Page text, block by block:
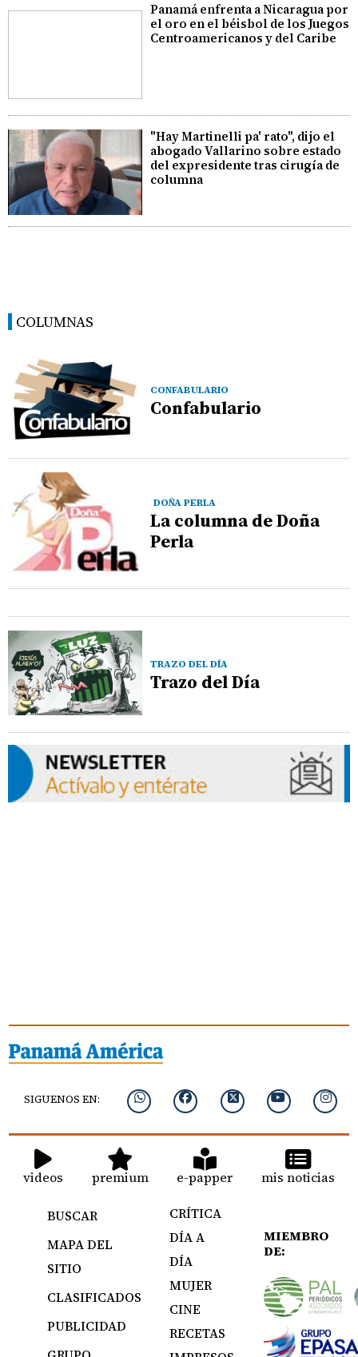
Panamá enfrenta a Nicaragua por
el oro en el béisbol de los Juegos
Centroamericanos y del Caribe
"Hay Martinelli pa' rato", dijo el
abogado Vallarino sobre estado
del expresidente tras cirugía de
columna
COLUMNAS
CONFABULARIO
Confabulario
DOÑA PERLA
La columna de Doña
Perla
TRAZO DEL DÍA
Trazo del Día
SIGUENOS EN:
videos premium e-papper mis noticias
BUSCAR
MAPA DEL
SITIO
CLASIFICADOS
PUBLICIDAD
CRÍTICA
DÍA A
DÍA
MUJER
CINE
RECETAS
MIEMBRO
DE: